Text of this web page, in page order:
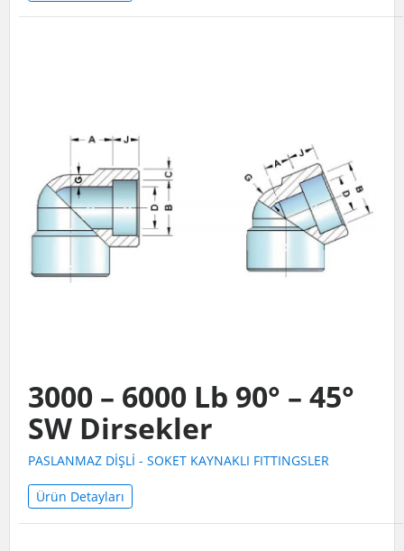
3000 – 6000 Lb 90° – 45°
SW Dirsekler
PASLANMAZ DİŞLİ - SOKET KAYNAKLI FITTINGSLER
Ürün Detayları